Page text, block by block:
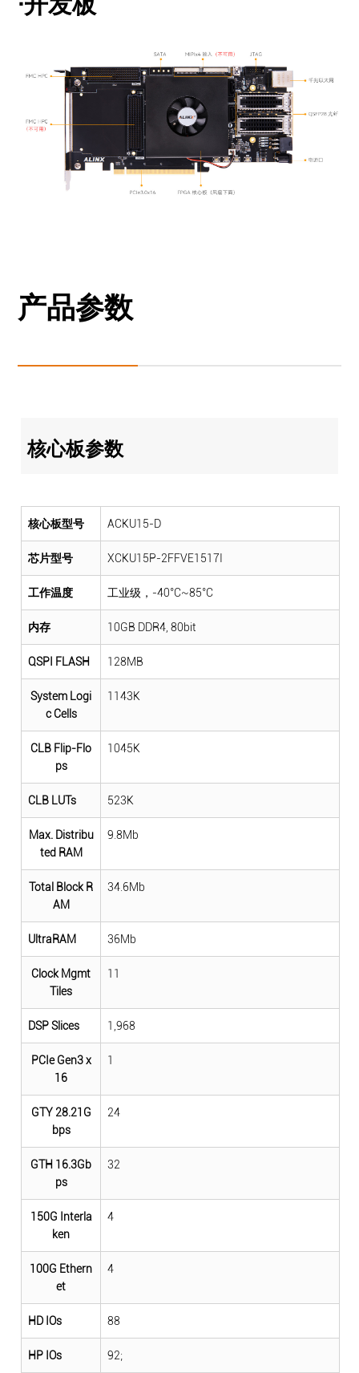
产品参数
核心板参数
核心板型号 ACKU15-D
芯片型号 XCKU15P-2FFVE1517I
工作温度 工业级，-40°C~85°C
内存 10GB DDR4, 80bit
QSPI FLASH 128MB
System Logi
c Cells
1143K
CLB Flip-Flo
ps
1045K
CLB LUTs 523K
Max. Distribu
ted RAM
9.8Mb
Total Block R
AM
34.6Mb
UltraRAM 36Mb
Clock Mgmt
Tiles
11
DSP Slices 1,968
PCIe Gen3 x
16
1
GTY 28.21G
bps
24
GTH 16.3Gb
ps
32
150G Interla
ken
4
100G Ethern
et
4
HD IOs 88
HP IOs 92;